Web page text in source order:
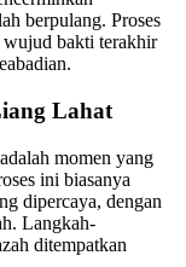
berpulang. Proses
wujud bakti terakhir
Lahat
momen yang
ini biasanya
dipercaya, dengan
Langkah-
ditempatkan